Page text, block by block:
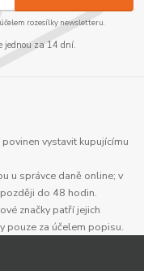
rozesílky newsletteru.
jednou za 14 dní.
vystavit kupujícímu
u správce daně online; v
do 48 hodin.
značky patří jejich
pouze za účelem popisu.